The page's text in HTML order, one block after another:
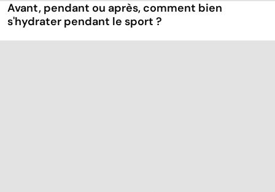
Avant, pendant ou après, comment bien
s'hydrater pendant le sport ?